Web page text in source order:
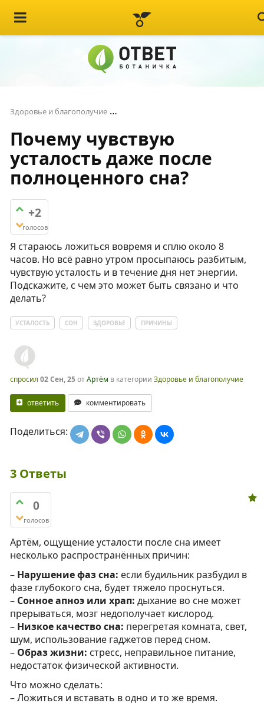
Здоровье и благополучие
Почему чувствую
усталость даже после
полноценного сна?
+2
голосов
Я стараюсь ложиться вовремя и сплю около 8
часов. Но всё равно утром просыпаюсь разбитым,
чувствую усталость и в течение дня нет энергии.
Подскажите, с чем это может быть связано и что
делать?
УСТАЛОСТЬ СОН ЗДОРОВЬЕ ПРИЧИНЫ
спросил 02 Сен, 25отАртём в категории Здоровье и благополучие
ответить комментировать
Поделиться:
3 Ответы
0
голосов
Артём, ощущение усталости после сна имеет
несколько распространённых причин:
– Нарушение фаз сна: если будильник разбудил в
фазе глубокого сна, будет тяжело проснуться.
– Сонное апноэ или храп: дыхание во сне может
прерываться, мозг недополучает кислород.
– Низкое качество сна: перегретая комната, свет,
шум, использование гаджетов перед сном.
– Образ жизни: стресс, неправильное питание,
недостаток физической активности.
Что можно сделать:
– Ложиться и вставать в одно и то же время.